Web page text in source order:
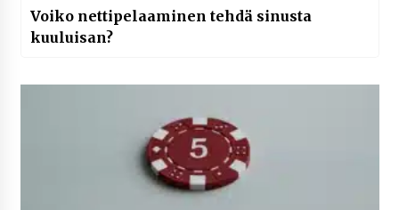
Voiko nettipelaaminen tehdä sinusta
kuuluisan?